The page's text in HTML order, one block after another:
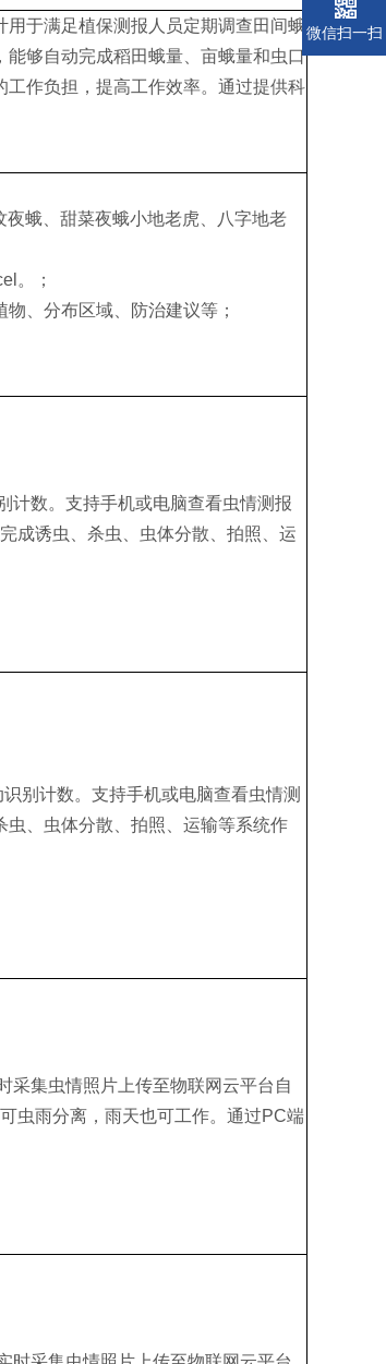
于满足植保测报人员定期调查田间蛾
够自动完成稻田蛾量、亩蛾量和虫口
作负担，提高工作效率。通过提供科
蛾、甜菜夜蛾小地老虎、八字地老
。；
、分布区域、防治建议等；
计数。支持手机或电脑查看虫情测报
成诱虫、杀虫、虫体分散、拍照、运
别计数。支持手机或电脑查看虫情测
、虫体分散、拍照、运输等系统作
采集虫情照片上传至物联网云平台自
虫雨分离，雨天也可工作。通过PC端
微信扫一扫